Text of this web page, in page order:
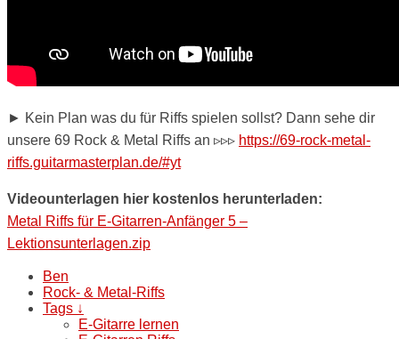
► Kein Plan was du für Riffs spielen sollst? Dann sehe dir
unsere 69 Rock & Metal Riffs an ▹▹▹ https://69-rock-metal-
riffs.guitarmasterplan.de/#yt
Videounterlagen hier kostenlos herunterladen:
Metal Riffs für E-Gitarren-Anfänger 5 –
Lektionsunterlagen.zip
Ben
Rock- & Metal-Riffs
Tags ↓
E-Gitarre lernen